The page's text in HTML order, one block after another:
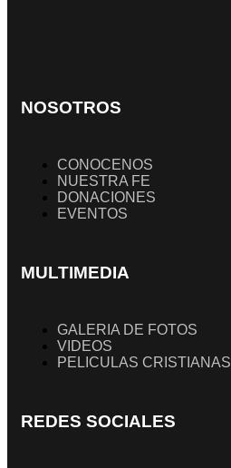
NOSOTROS
CONOCENOS
NUESTRA FE
DONACIONES
EVENTOS
MULTIMEDIA
GALERIA DE FOTOS
VIDEOS
PELICULAS CRISTIANAS
REDES SOCIALES